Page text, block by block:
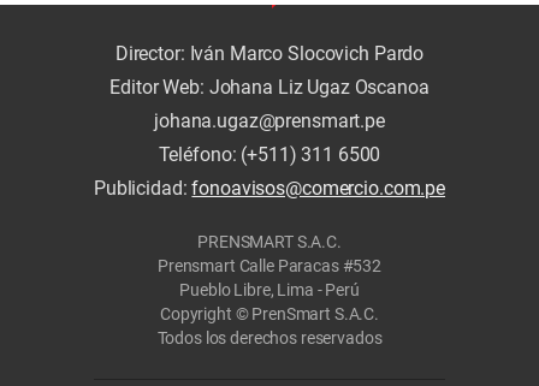
Director: Iván Marco Slocovich Pardo
Editor Web: Johana Liz Ugaz Oscanoa
johana.ugaz@prensmart.pe
Teléfono: (+511) 311 6500
Publicidad:fonoavisos@comercio.com.pe
PRENSMART S.A.C.
Prensmart Calle Paracas #532
Pueblo Libre, Lima - Perú
Copyright © PrenSmart S.A.C.
Todos los derechos reservados